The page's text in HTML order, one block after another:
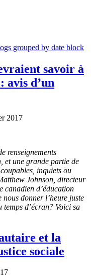
grouped by date block
savoir à
avis d’un
2017
renseignements
et une grande partie de
inquiets ou
Johnson, directeur
canadien d’éducation
donner l’heure juste
d’écran? Voici sa
et la
sociale